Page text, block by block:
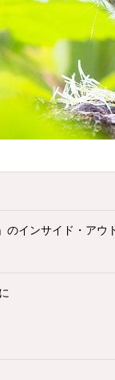
のインサイド・ア